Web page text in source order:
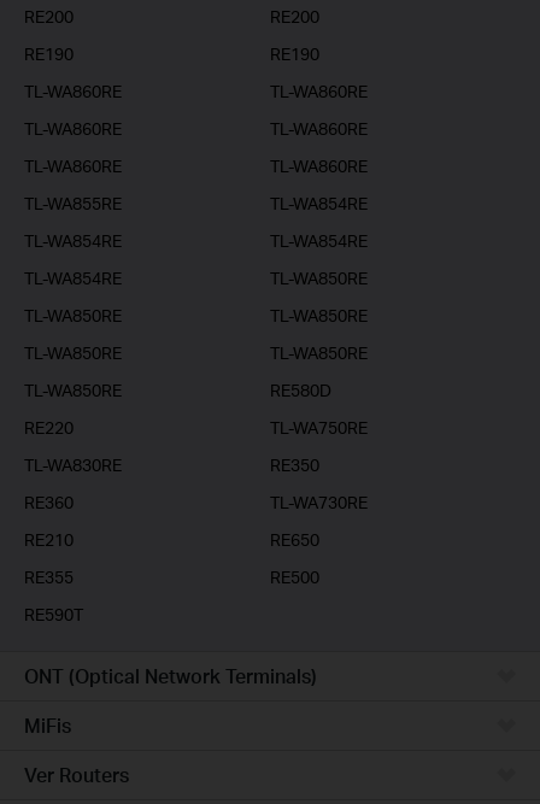
RE200
RE200
RE190
RE190
TL-WA860RE
TL-WA860RE
TL-WA860RE
TL-WA860RE
TL-WA860RE
TL-WA860RE
TL-WA855RE
TL-WA854RE
TL-WA854RE
TL-WA854RE
TL-WA854RE
TL-WA850RE
TL-WA850RE
TL-WA850RE
TL-WA850RE
TL-WA850RE
TL-WA850RE
RE580D
RE220
TL-WA750RE
TL-WA830RE
RE350
RE360
TL-WA730RE
RE210
RE650
RE355
RE500
RE590T
ONT (Optical Network Terminals)
MiFis
Ver Routers